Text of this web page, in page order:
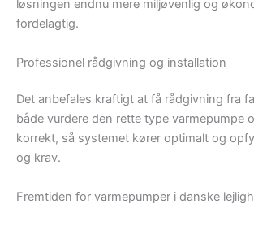
løsningen endnu mere miljøvenlig og
fordelagtig.
Professionel rådgivning og installation
Det anbefales kraftigt at få rådgivning fra
både vurdere den rette type varmepumpe
korrekt, så systemet kører optimalt og
og krav.
Fremtiden for varmepumper i danske